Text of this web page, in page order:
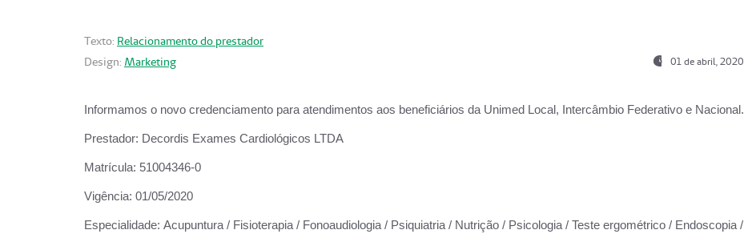
Texto: Relacionamento do prestador
Design: Marketing 01 de abril, 2020
Informamos o novo credenciamento para atendimentos aos beneficiários da Unimed Local, Intercâmbio Federativo e Nacional.
Prestador: Decordis Exames Cardiológicos LTDA
Matrícula: 51004346-0
Vigência: 01/05/2020
Especialidade: Acupuntura / Fisioterapia / Fonoaudiologia / Psiquiatria / Nutrição / Psicologia / Teste ergométrico / Endoscopia /